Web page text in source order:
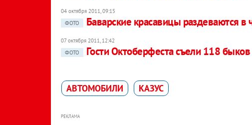
04 октября 2011, 09:15
ФОТО
Баварские красавицы раздеваются в
07 октября 2011, 12:42
ФОТО
Гости Октоберфеста съели 118
АВТОМОБИЛИ КАЗУС
РЕКЛАМА